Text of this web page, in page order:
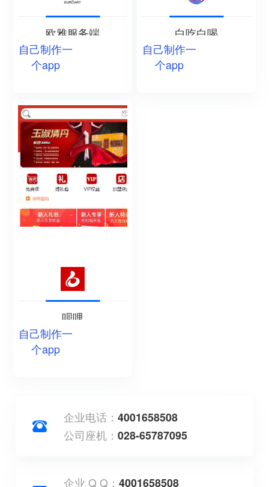
欧雅服务端
自己制作一
个app
白吃白喝
自己制作一
个app
呗哩
自己制作一
个app
企业电话：4001658508
公司座机：028-65787095
企业 Q Q：4001658508